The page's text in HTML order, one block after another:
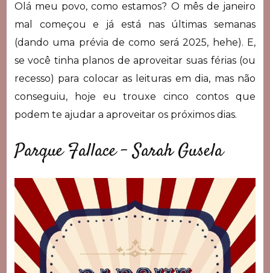
Olá meu povo, como estamos? O mês de janeiro
mal começou e já está nas últimas semanas
(dando uma prévia de como será 2025, hehe). E,
se você tinha planos de aproveitar suas férias (ou
recesso) para colocar as leituras em dia, mas não
conseguiu, hoje eu trouxe cinco contos que
podem te ajudar a aproveitar os próximos dias.
Parque Fallace – Sarah Gusela